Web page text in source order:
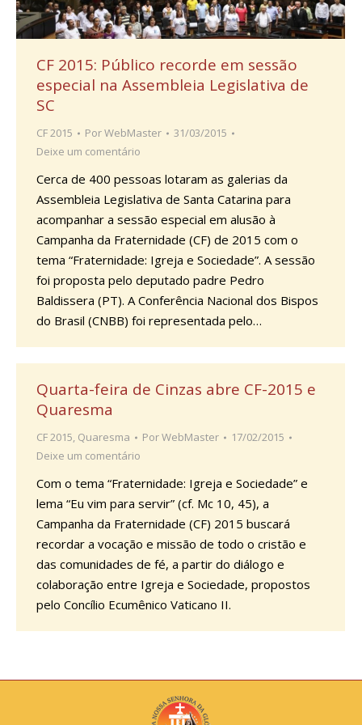
CF 2015: Público recorde em sessão
especial na Assembleia Legislativa de
SC
CF 2015 PorWebMaster
31/03/2015
Deixe um comentário
Cerca de 400 pessoas lotaram as galerias da
Assembleia Legislativa de Santa Catarina para
acompanhar a sessão especial em alusão à
Campanha da Fraternidade (CF) de 2015 com o
tema “Fraternidade: Igreja e Sociedade”. A sessão
foi proposta pelo deputado padre Pedro
Baldissera (PT). A Conferência Nacional dos Bispos
do Brasil (CNBB) foi representada pelo…
Quarta-feira de Cinzas abre CF-2015 e
Quaresma
CF 2015, Quaresma PorWebMaster
17/02/2015
Deixe um comentário
Com o tema “Fraternidade: Igreja e Sociedade” e
lema “Eu vim para servir” (cf. Mc 10, 45), a
Campanha da Fraternidade (CF) 2015 buscará
recordar a vocação e missão de todo o cristão e
das comunidades de fé, a partir do diálogo e
colaboração entre Igreja e Sociedade, propostos
pelo Concílio Ecumênico Vaticano II.